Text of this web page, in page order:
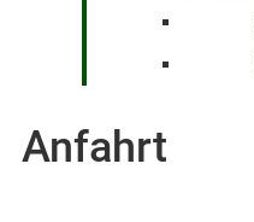
Anfahrt